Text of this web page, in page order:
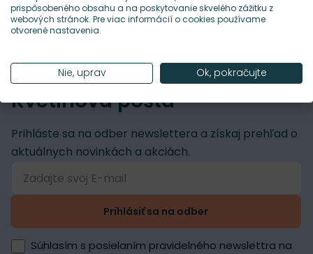
Kvetinová pošta
Prihláste sa na odber newslettera a získaj prehľad o
aktuálnych novinkách a akciách.
Prihlásiť sa na odber
Súhlasím s posielaním pravidelného newslettra na
prispôsobeného obsahu a na poskytovanie skvelého zážitku z
webových stránok. Pre viac informácií o cookies používame
otvorené nastavenia.
Nie, uprav Ok, pokračujte